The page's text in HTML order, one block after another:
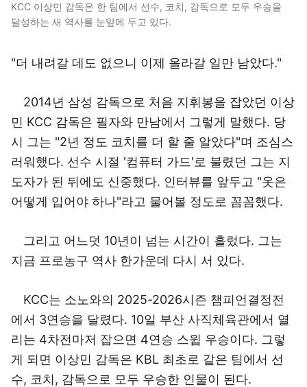
KCC 이상민 감독은 한 팀에서 선수, 코치, 감독으로 모두 우승을
달성하는 새 역사를 눈앞에 두고 있다.
"더 내려갈 데도 없으니 이제 올라갈 일만 남았다."
2014년 삼성 감독으로 처음 지휘봉을 잡았던 이상
민 KCC 감독은 필자와 만남에서 그렇게 말했다. 당
시 그는 "2년 정도 코치를 더 할 줄 알았다"며 조심스
러워했다. 선수 시절 '컴퓨터 가드'로 불렸던 그는 지
도자가 된 뒤에도 신중했다. 인터뷰를 앞두고 "옷은
어떻게 입어야 하나"라고 물어볼 정도로 꼼꼼했다.
그리고 어느덧 10년이 넘는 시간이 흘렀다. 그는
지금 프로농구 역사 한가운데 다시 서 있다.
KCC는 소노와의 2025-2026시즌 챔피언결정전
에서 3연승을 달렸다. 10일 부산 사직체육관에서 열
리는 4차전마저 잡으면 4연승 스윕 우승이다. 그렇
게 되면 이상민 감독은 KBL 최초로 같은 팀에서 선
수, 코치, 감독으로 모두 우승한 인물이 된다.